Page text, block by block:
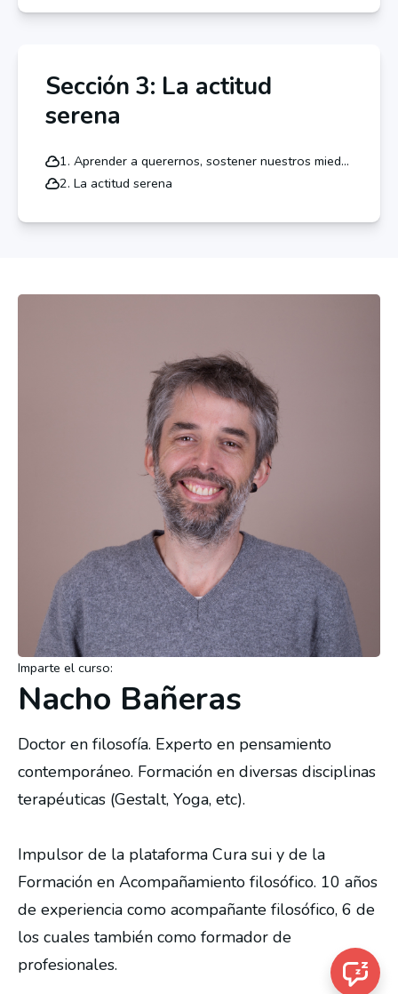
Sección 3: La actitud
serena
1. Aprender a querernos, sostener nuestros miedos.
2. La actitud serena
Imparte el curso:
Nacho Bañeras
Doctor en filosofía. Experto en pensamiento
contemporáneo. Formación en diversas disciplinas
terapéuticas (Gestalt, Yoga, etc).
Impulsor de la plataforma Cura sui y de la
Formación en Acompañamiento filosófico. 10 años
de experiencia como acompañante filosófico, 6 de
los cuales también como formador de
profesionales.